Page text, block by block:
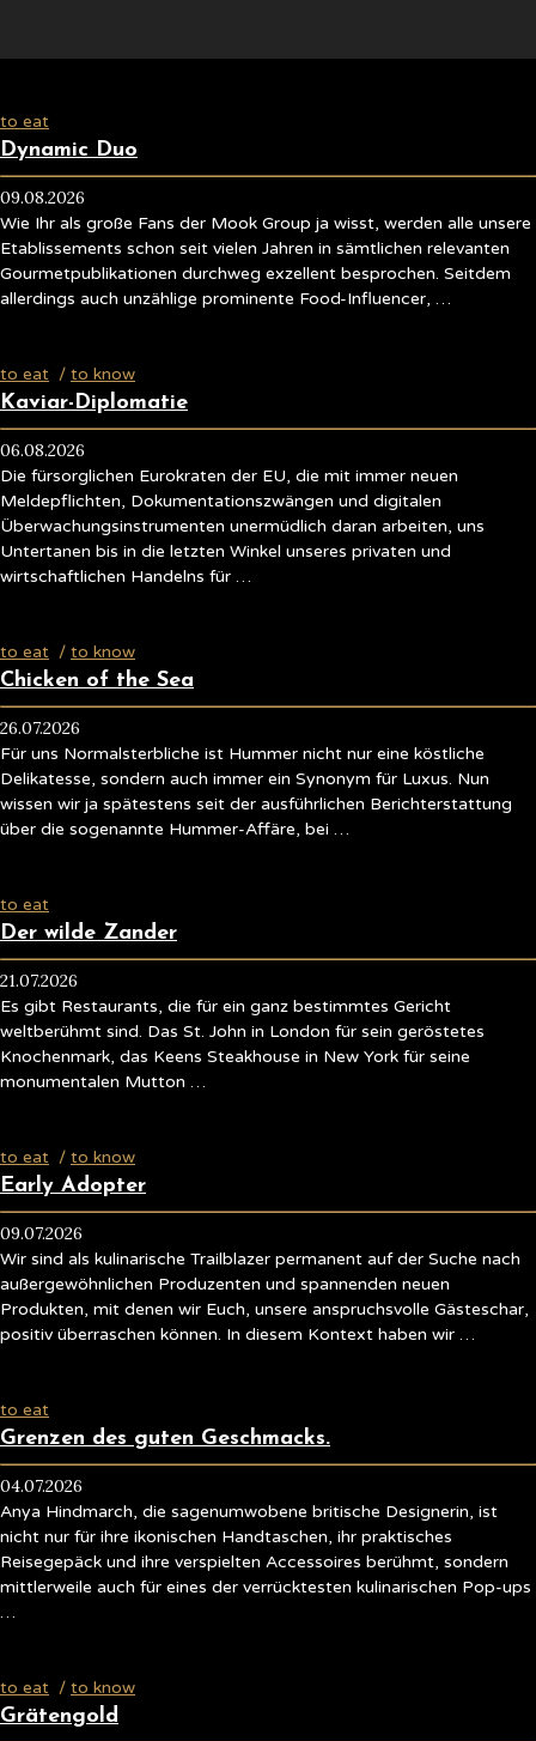
to eat
Dynamic Duo
09.08.2026
Wie Ihr als große Fans der Mook Group ja wisst, werden alle unsere
Etablissements schon seit vielen Jahren in sämtlichen relevanten
Gourmetpublikationen durchweg exzellent besprochen. Seitdem
allerdings auch unzählige prominente Food-Influencer, …
to eat / to know
Kaviar-Diplomatie
06.08.2026
Die fürsorglichen Eurokraten der EU, die mit immer neuen
Meldepflichten, Dokumentationszwängen und digitalen
Überwachungsinstrumenten unermüdlich daran arbeiten, uns
Untertanen bis in die letzten Winkel unseres privaten und
wirtschaftlichen Handelns für …
to eat / to know
Chicken of the Sea
26.07.2026
Für uns Normalsterbliche ist Hummer nicht nur eine köstliche
Delikatesse, sondern auch immer ein Synonym für Luxus. Nun
wissen wir ja spätestens seit der ausführlichen Berichterstattung
über die sogenannte Hummer-Affäre, bei …
to eat
Der wilde Zander
21.07.2026
Es gibt Restaurants, die für ein ganz bestimmtes Gericht
weltberühmt sind. Das St. John in London für sein geröstetes
Knochenmark, das Keens Steakhouse in New York für seine
monumentalen Mutton …
to eat / to know
Early Adopter
09.07.2026
Wir sind als kulinarische Trailblazer permanent auf der Suche nach
außergewöhnlichen Produzenten und spannenden neuen
Produkten, mit denen wir Euch, unsere anspruchsvolle Gästeschar,
positiv überraschen können. In diesem Kontext haben wir …
to eat
Grenzen des guten Geschmacks.
04.07.2026
Anya Hindmarch, die sagenumwobene britische Designerin, ist
nicht nur für ihre ikonischen Handtaschen, ihr praktisches
Reisegepäck und ihre verspielten Accessoires berühmt, sondern
mittlerweile auch für eines der verrücktesten kulinarischen Pop-ups
…
to eat / to know
Grätengold